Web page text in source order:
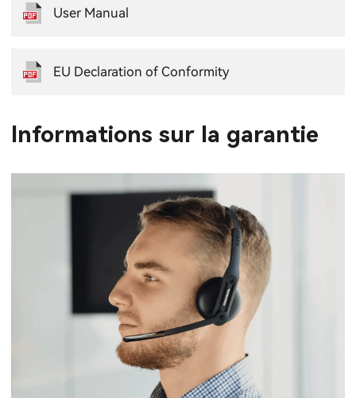
User Manual
EU Declaration of Conformity
Informations sur la garantie